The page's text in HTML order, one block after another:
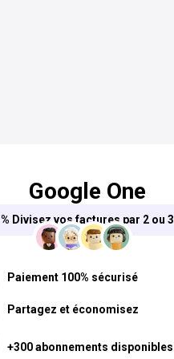
Google One
% Divisez vos factures par 2 ou 3
Paiement 100% sécurisé
Partagez et économisez
+300 abonnements disponibles